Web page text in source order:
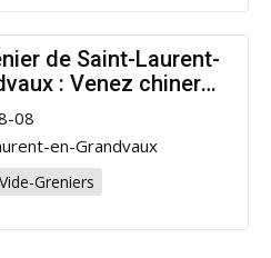
de Saint-Laurent-
: Venez chiner
cause !
08
en-Grandvaux
Greniers